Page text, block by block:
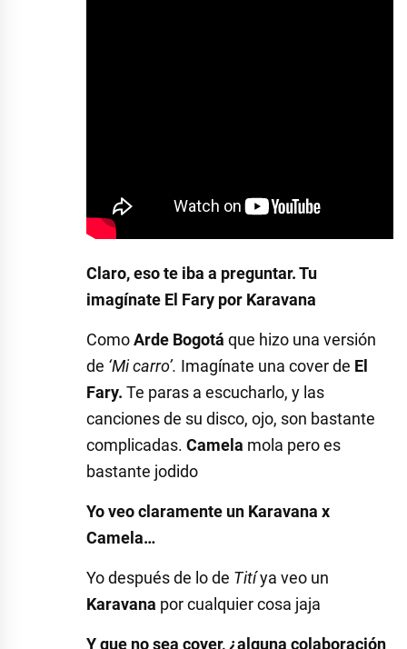
Claro, eso te iba a preguntar. Tu
imagínate El Fary por Karavana
ComoArde Bogotá que hizo una versión
de ‘Mi carro’. Imagínate una cover de El
Fary. Te paras a escucharlo, y las
canciones de su disco, ojo, son bastante
complicadas. Camela mola pero es
bastante jodido
Yo veo claramente un Karavana x
Camela…
Yo después de lo de Titíya veo un
Karavana por cualquier cosa jaja
Y que no sea cover, ¿alguna colaboración